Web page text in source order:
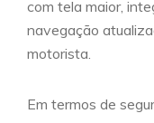
com tela maior,
navegação
motorista.
Em termos de